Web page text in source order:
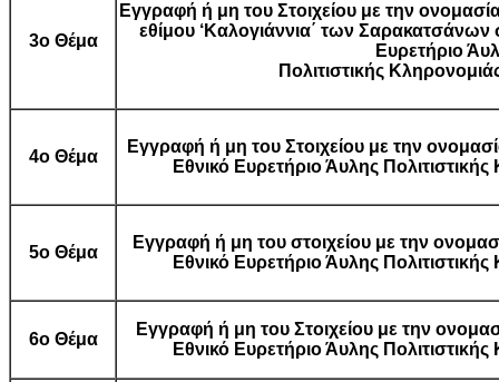
3ο Θέμα
Εγγραφή ή μη του Στοιχείου με την
εθίμου ‘Καλογιάννια΄ των
Ευρετήριο
Πολιτιστικής
4ο Θέμα
Εγγραφή ή μη του Στοιχείου με την
Εθνικό Ευρετήριο Άυλης
5ο Θέμα
Εγγραφή ή μη του στοιχείου με την
Εθνικό Ευρετήριο Άυλης
6ο Θέμα
Εγγραφή ή μη του Στοιχείου με την
Εθνικό Ευρετήριο Άυλης